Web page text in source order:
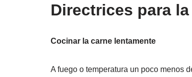
Directrices para
Cocinar la carne lentamente
A fuego o temperatura un poco menos